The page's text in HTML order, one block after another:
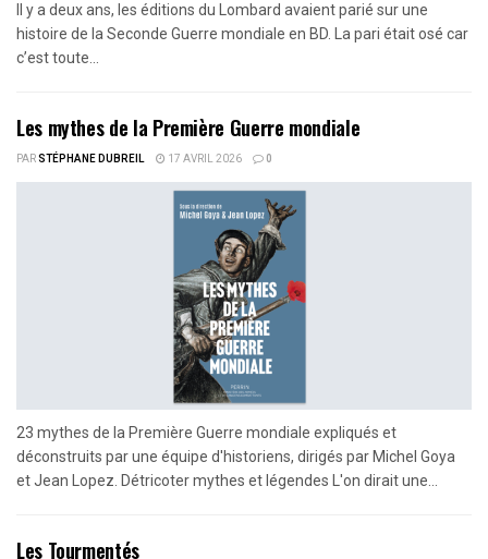
Il y a deux ans, les éditions du Lombard avaient parié sur une
histoire de la Seconde Guerre mondiale en BD. La pari était osé car
c’est toute...
Les mythes de la Première Guerre mondiale
PARSTÉPHANE DUBREIL 17 AVRIL 2026 0
23 mythes de la Première Guerre mondiale expliqués et
déconstruits par une équipe d'historiens, dirigés par Michel Goya
et Jean Lopez. Détricoter mythes et légendes L'on dirait une...
Les Tourmentés